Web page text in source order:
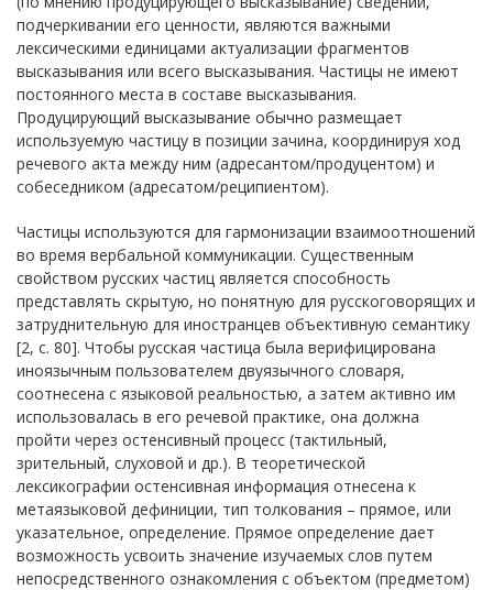
подчеркивании его ценности, являются важными
лексическими единицами актуализации фрагментов
высказывания или всего высказывания. Частицы не имеют
постоянного места в составе высказывания.
Продуцирующий высказывание обычно размещает
используемую частицу в позиции зачина, координируя ход
речевого акта между ним (адресантом/продуцентом) и
собеседником (адресатом/реципиентом).
Частицы используются для гармонизации взаимоотношений
во время вербальной коммуникации. Существенным
свойством русских частиц является способность
представлять скрытую, но понятную для русскоговорящих и
затруднительную для иностранцев объективную семантику
[2, с. 80]. Чтобы русская частица была верифицирована
иноязычным пользователем двуязычного словаря,
соотнесена с языковой реальностью, а затем активно им
использовалась в его речевой практике, она должна
пройти через остенсивный процесс (тактильный,
зрительный, слуховой и др.). В теоретической
лексикографии остенсивная информация отнесена к
метаязыковой дефиниции, тип толкования – прямое, или
указательное, определение. Прямое определение дает
возможность усвоить значение изучаемых слов путем
непосредственного ознакомления с объектом (предметом)